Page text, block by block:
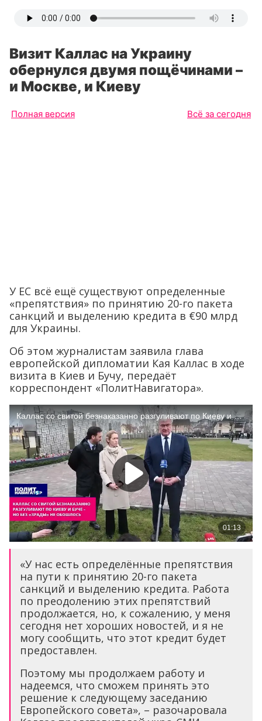
Визит Каллас на Украину
обернулся двумя пощёчинами –
и Москве, и Киеву
Полная версия Всё за сегодня
У ЕС всё ещё существуют определенные
«препятствия» по принятию 20-го пакета
санкций и выделению кредита в €90 млрд
для Украины.
Об этом журналистам заявила глава
европейской дипломатии Кая Каллас в ходе
визита в Киев и Бучу, передаёт
корреспондент «ПолитНавигатора».
«У нас есть определённые препятствия
на пути к принятию 20-го пакета
санкций и выделению кредита. Работа
по преодолению этих препятствий
продолжается, но, к сожалению, у меня
сегодня нет хороших новостей, и я не
могу сообщить, что этот кредит будет
предоставлен.
Поэтому мы продолжаем работу и
надеемся, что сможем принять это
решение к следующему заседанию
Европейского совета», – разочаровала